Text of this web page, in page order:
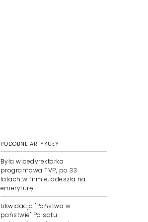
PODOBNE ARTYKUŁY
Była wicedyrektorka
programowa TVP, po 33
latach w firmie, odeszła na
emeryturę
Likwidacja "Państwa w
państwie" Polsatu